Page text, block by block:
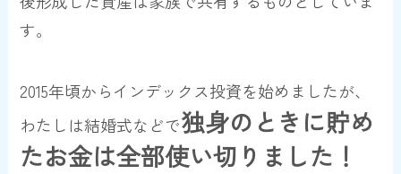
す。
2015年頃からインデックス投資を始めましたが、
わたしは結婚式などで独身のときに貯め
たお金は全部使い切りました！